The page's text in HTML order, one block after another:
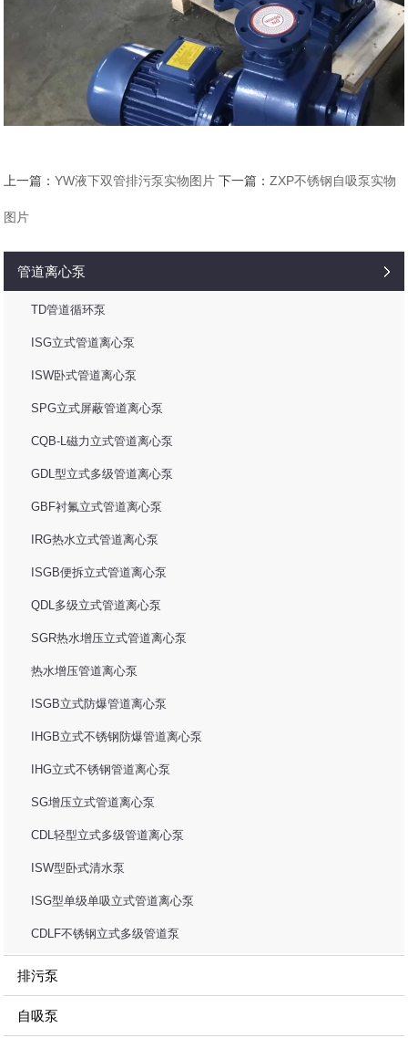
上一篇：YW液下双管排污泵实物图片 下一篇：ZXP不锈钢自吸泵实物
图片
管道离心泵
TD管道循环泵
ISG立式管道离心泵
ISW卧式管道离心泵
SPG立式屏蔽管道离心泵
CQB-L磁力立式管道离心泵
GDL型立式多级管道离心泵
GBF衬氟立式管道离心泵
IRG热水立式管道离心泵
ISGB便拆立式管道离心泵
QDL多级立式管道离心泵
SGR热水增压立式管道离心泵
热水增压管道离心泵
ISGB立式防爆管道离心泵
IHGB立式不锈钢防爆管道离心泵
IHG立式不锈钢管道离心泵
SG增压立式管道离心泵
CDL轻型立式多级管道离心泵
ISW型卧式清水泵
ISG型单级单吸立式管道离心泵
CDLF不锈钢立式多级管道泵
排污泵
自吸泵